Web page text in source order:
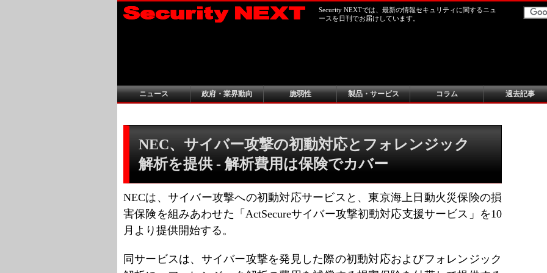
Security NEXTでは、最新の情報セキュリティに関するニュ
ースを日刊でお届けしています。
ニュース 政府・業界動向 脆弱性 製品・サービス コラム 過去記事
NEC、サイバー攻撃の初動対応とフォレンジック
解析を提供 - 解析費用は保険でカバー
NECは、サイバー攻撃への初動対応サービスと、東京海上日動火災保険の損
害保険を組みあわせた「ActSecureサイバー攻撃初動対応支援サービス」を10
月より提供開始する。
同サービスは、サイバー攻撃を発見した際の初動対応およびフォレンジック